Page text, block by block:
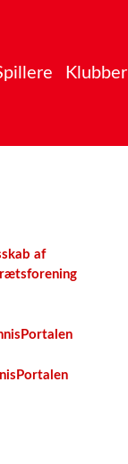
Klubber
af